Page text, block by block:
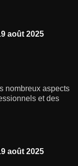
août 2025
nombreux aspects
et des
août 2025